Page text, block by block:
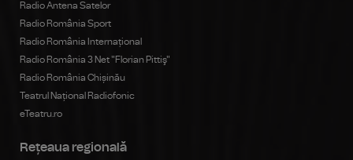
Radio Antena Satelor
Radio România Sport
Radio România Internațional
Radio România 3 Net "Florian Pittiş"
Radio România Chișinău
Teatrul Național Radiofonic
eTeatru.ro
Rețeaua regională